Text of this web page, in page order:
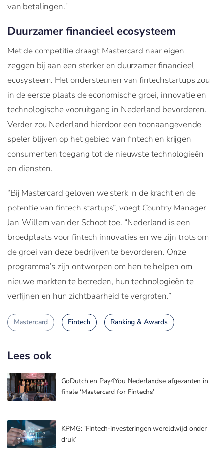
van betalingen."
Duurzamer financieel ecosysteem
Met de competitie draagt Mastercard naar eigen
zeggen bij aan een sterker en duurzamer financieel
ecosysteem. Het ondersteunen van fintechstartups zou
in de eerste plaats de economische groei, innovatie en
technologische vooruitgang in Nederland bevorderen.
Verder zou Nederland hierdoor een toonaangevende
speler blijven op het gebied van fintech en krijgen
consumenten toegang tot de nieuwste technologieën
en diensten.
“Bij Mastercard geloven we sterk in de kracht en de
potentie van fintech startups”, voegt Country Manager
Jan-Willem van der Schoot toe. “Nederland is een
broedplaats voor fintech innovaties en we zijn trots om
de groei van deze bedrijven te bevorderen. Onze
programma’s zijn ontworpen om hen te helpen om
nieuwe markten te betreden, hun technologieën te
verfijnen en hun zichtbaarheid te vergroten.”
Mastercard Fintech Ranking & Awards
Lees ook
GoDutch en Pay4You Nederlandse afgezanten in
finale ‘Mastercard for Fintechs’
KPMG: ‘Fintech-investeringen wereldwijd onder
druk’